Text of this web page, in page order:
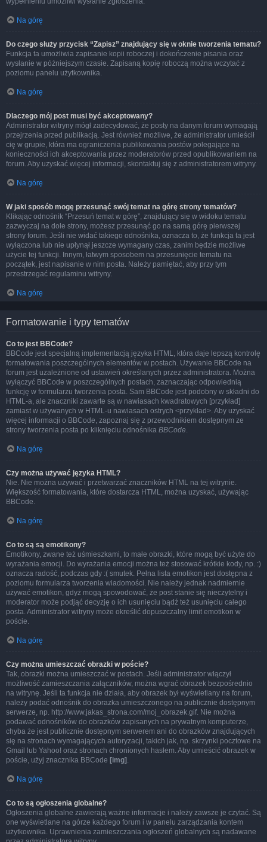
Na górę
Do czego służy przycisk “Zapisz” znajdujący się w oknie tworzenia tematu?
Funkcja ta umożliwia zapisanie kopii roboczej i dokończenie pisania oraz
wysłanie w późniejszym czasie. Zapisaną kopię roboczą można wczytać z
poziomu panelu użytkownika.
Na górę
Dlaczego mój post musi być akceptowany?
Administrator witryny mógł zadecydować, że posty na danym forum wymagają
przejrzenia przed publikacją. Jest również możliwe, że administrator umieścił
cię w grupie, która ma ograniczenia publikowania postów polegające na
konieczności ich akceptowania przez moderatorów przed opublikowaniem na
forum. Aby uzyskać więcej informacji, skontaktuj się z administratorem witryny.
Na górę
W jaki sposób mogę przesunąć swój temat na górę strony tematów?
Klikając odnośnik “Przesuń temat w górę”, znajdujący się w widoku tematu
zazwyczaj na dole strony, możesz przesunąć go na samą górę pierwszej
strony forum. Jeśli nie widać takiego odnośnika, oznacza to, że funkcja ta jest
wyłączona lub nie upłynął jeszcze wymagany czas, zanim będzie możliwe
użycie tej funkcji. Innym, łatwym sposobem na przesunięcie tematu na
początek, jest napisanie w nim posta. Należy pamiętać, aby przy tym
przestrzegać regulaminu witryny.
Na górę
Formatowanie i typy tematów
Co to jest BBCode?
BBCode jest specjalną implementacją języka HTML, która daje lepszą kontrolę
formatowania poszczególnych elementów w postach. Używanie BBCode na
forum jest uzależnione od ustawień określanych przez administratora. Można
wyłączyć BBCode w poszczególnych postach, zaznaczając odpowiednią
funkcję w formularzu tworzenia posta. Sam BBCode jest podobny w składni do
HTML-a, ale znaczniki zawarte są w nawiasach kwadratowych [przykład]
zamiast w używanych w HTML-u nawiasach ostrych <przykład>. Aby uzyskać
więcej informacji o BBCode, zapoznaj się z przewodnikiem dostępnym ze
strony tworzenia posta po kliknięciu odnośnika BBCode.
Na górę
Czy można używać języka HTML?
Nie. Nie można używać i przetwarzać znaczników HTML na tej witrynie.
Większość formatowania, które dostarcza HTML, można uzyskać, używając
BBCode.
Na górę
Co to są są emotikony?
Emotikony, zwane też uśmieszkami, to małe obrazki, które mogą być użyte do
wyrażania emocji. Do wyrażania emocji można też stosować krótkie kody, np. :)
oznacza radość, podczas gdy :( smutek. Pełna lista emotikon jest dostępna z
poziomu formularza tworzenia wiadomości. Nie należy jednak nadmiernie
używać emotikon, gdyż mogą spowodować, że post stanie się nieczytelny i
moderator może podjąć decyzję o ich usunięciu bądź też usunięciu całego
posta. Administrator witryny może określić dopuszczalny limit emotikon w
poście.
Na górę
Czy można umieszczać obrazki w poście?
Tak, obrazki można umieszczać w postach. Jeśli administrator włączył
możliwość zamieszczania załączników, można wgrać obrazek bezpośrednio
na witrynę. Jeśli ta funkcja nie działa, aby obrazek był wyświetlany na forum,
należy podać odnośnik do obrazka umieszczonego na publicznie dostępnym
serwerze, np. http://www.jakas_strona.com/moj_obrazek.gif. Nie można
podawać odnośników do obrazków zapisanych na prywatnym komputerze,
chyba że jest publicznie dostępnym serwerem ani do obrazków znajdujących
się na stronach wymagających autoryzacji, takich jak, np. skrzynki pocztowe na
Gmail lub Yahoo! oraz stronach chronionych hasłem. Aby umieścić obrazek w
poście, użyj znacznika BBCode [img] .
Na górę
Co to są ogłoszenia globalne?
Ogłoszenia globalne zawierają ważne informacje i należy zawsze je czytać. Są
one wyświetlane na górze każdego forum i w panelu zarządzania kontem
użytkownika. Uprawnienia zamieszczania ogłoszeń globalnych są nadawane